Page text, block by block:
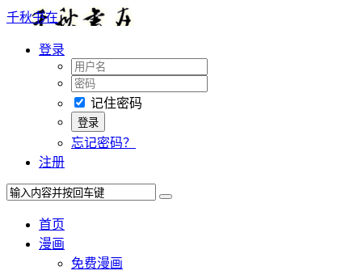
千秋书在
登录
记住密码
忘记密码？
注册
首页
漫画
免费漫画